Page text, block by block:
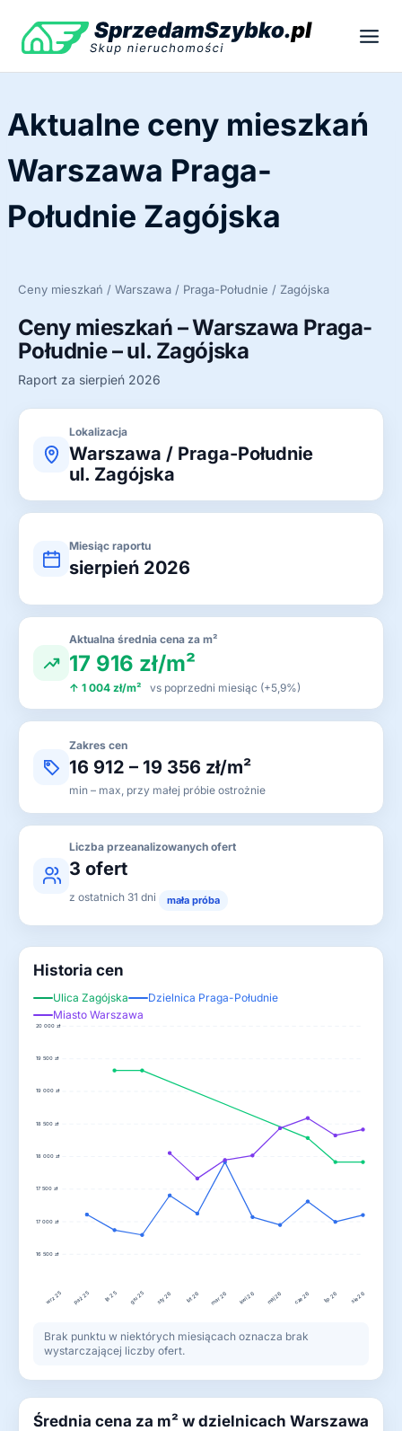
treści
Aktualne ceny mieszkań
Warszawa Praga-
Południe Zagójska
Ceny mieszkań / Warszawa / Praga-Południe / Zagójska
Ceny mieszkań – Warszawa Praga-
Południe – ul. Zagójska
Raport za sierpień 2026
Lokalizacja
Warszawa / Praga-Południe
ul. Zagójska
Miesiąc raportu
sierpień 2026
Aktualna średnia cena za m²
17 916 zł/m²
↑ 1 004 zł/m² vs poprzedni miesiąc (+5,9%)
Zakres cen
16 912 – 19 356 zł/m²
min – max, przy małej próbie ostrożnie
Liczba przeanalizowanych ofert
3 ofert
z ostatnich 31 dni mała próba
Historia cen
Ulica Zagójska
Dzielnica Praga-Południe
Miasto Warszawa
16 500 zł
17 000 zł
17 500 zł
18 000 zł
18 500 zł
19 000 zł
19 500 zł
20 000 zł
wrz 25 paź 25 lis 25 gru 25 sty 26 lut 26 mar 26 kwi 26 maj 26 cze 26 lip 26 sie 26
Brak punktu w niektórych miesiącach oznacza brak
wystarczającej liczby ofert.
Średnia cena za m² w dzielnicach Warszawa